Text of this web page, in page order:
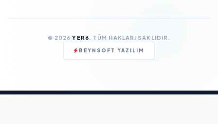
© 2026YER6 . TÜM HAKLARI SAKLIDIR.
BEYNSOFT YAZILIM